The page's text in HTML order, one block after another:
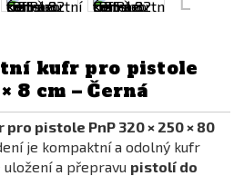
kufr pro pistole
8 cm – Černá
pistole PnP 320 × 250 × 80
je kompaktní a odolný kufr
a přepravu pistolí do